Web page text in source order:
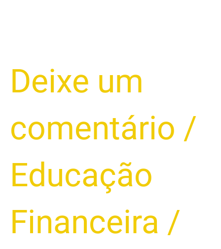
Deixe um
comentário /
Educação
Financeira /
CAUSAS,
SINAIS
COMO
EVITAR